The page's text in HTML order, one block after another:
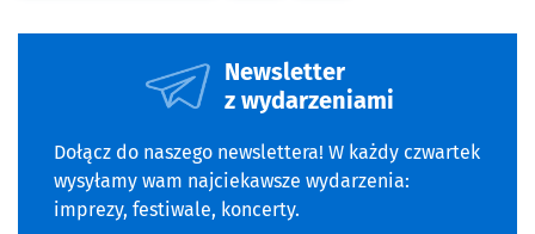
Newsletter
z wydarzeniami
Dołącz do naszego newslettera! W każdy czwartek
wysyłamy wam najciekawsze wydarzenia:
imprezy, festiwale, koncerty.